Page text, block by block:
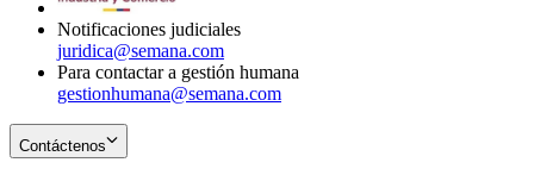
Notificaciones judiciales
juridica@semana.com
Para contactar a gestión humana
gestionhumana@semana.com
Contáctenos